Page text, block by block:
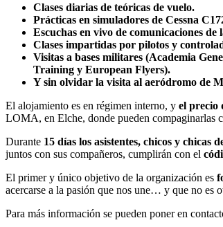
Clases diarias de teóricas de vuelo.
Prácticas en simuladores de Cessna
Escuchas en vivo de comunicaciones
Clases impartidas por pilotos y
Visitas a bases militares (Academia
Training y European Flyers).
Y sin olvidar la visita al aeródromo de
El alojamiento es en régimen interno, y el precio
LOMA, en Elche, donde pueden compaginarlas
Durante 15 días los asistentes, chicos y chicas
juntos con sus compañeros, cumplirán con el
El primer y único objetivo de la organización es
acercarse a la pasión que nos une… y que no es
Para más información se pueden poner en